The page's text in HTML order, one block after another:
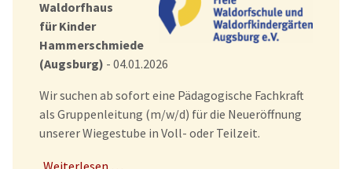
Waldorfhaus
für Kinder
Hammerschmiede
(Augsburg) - 04.01.2026
Wir suchen ab sofort eine Pädagogische Fachkraft
als Gruppenleitung (m/w/d) für die Neueröffnung
unserer Wiegestube in Voll- oder Teilzeit.
Weiterlesen …